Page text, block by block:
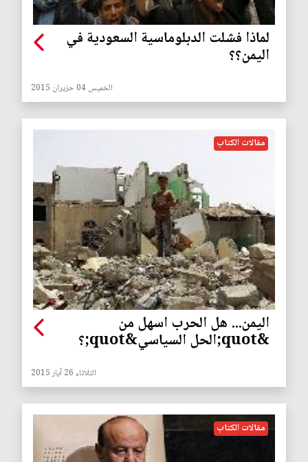
لماذا فشلت الدبلوماسية السعودية في
اليمن؟؟
الخميس 04 حزيران 2015
مقالات الكتاب
اليمن... هل الحرب اسهل من
&quot;الحل السياسي&quot;؟
الثلاثاء 26 آيار 2015
مقالات الكتاب